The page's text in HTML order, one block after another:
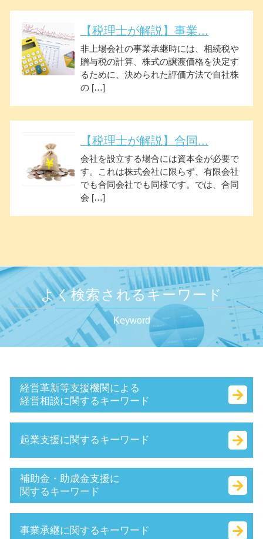
【税理士が解説】事業...
非上場会社の事業承継時には、相続税や
贈与税の計算、株式の譲渡価格を決定す
るために、決められた評価方法で自社株
の […]
【税理士が解説】合同...
会社を設立する場合には資本金が必要で
す。これは株式会社に限らず、有限会社
でも合同会社でも同様です。では、合同
会 […]
よく検索されるキーワード
Keyword
経営革新等支援機関による
経営相談に関するキーワード
キャッシュフロー とは
キャッシュフロー 考え方
認定 支援 機関 更新
赤字 経営
事業計画書 とは
マル経融資 とは
起業支援に関するキーワード
合同会社 設立 資本金
会社 印鑑証明書
スタートアップ とは
決算月 決め方
補助金・助成金支援に
関するキーワード
国 創業補助金
事業承継に関するキーワード